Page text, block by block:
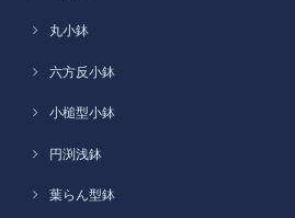
丸小鉢
六方反小鉢
小槌型小鉢
円渕浅鉢
葉らん型鉢